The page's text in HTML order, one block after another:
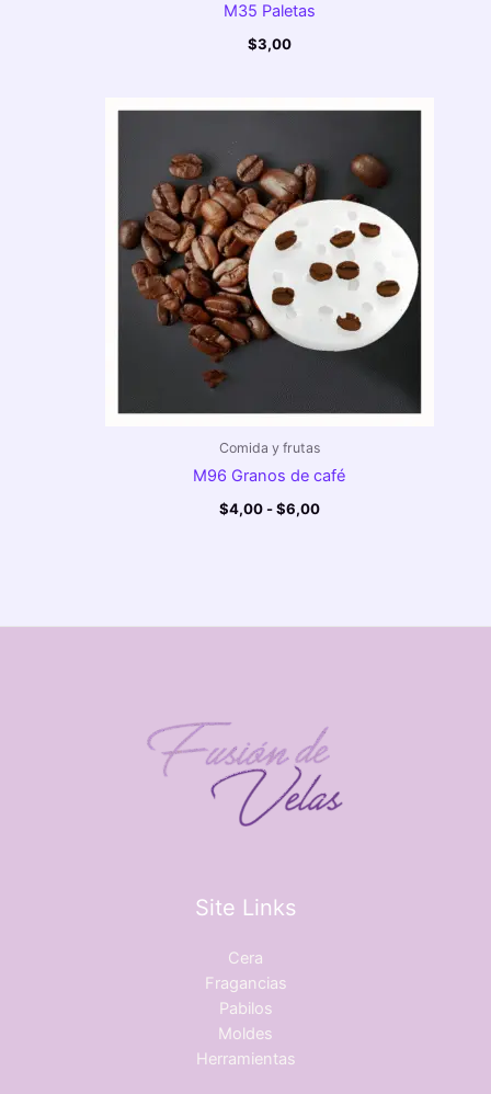
M35 Paletas
$3,00
Comida y frutas
M96 Granos de café
$4,00 -$6,00
desde
$4,00
hasta
$6,00
Site Links
Cera
Fragancias
Pabilos
Moldes
Herramientas